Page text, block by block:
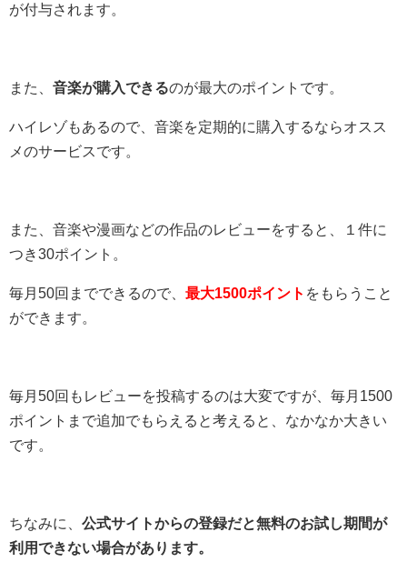
が付与されます。
また、 音楽が購入できるのが最大のポイントです。
ハイレゾもあるので、音楽を定期的に購入するならオスス
メのサービスです。
また、音楽や漫画などの作品のレビューをすると、１件に
つき30ポイント。
毎月50回までできるので、 最大1500ポイント をもらうこと
ができます。
毎月50回もレビューを投稿するのは大変ですが、毎月1500
ポイントまで追加でもらえると考えると、なかなか大きい
です。
ちなみに、 公式サイトからの登録だと無料のお試し期間が
利用できない場合があります。